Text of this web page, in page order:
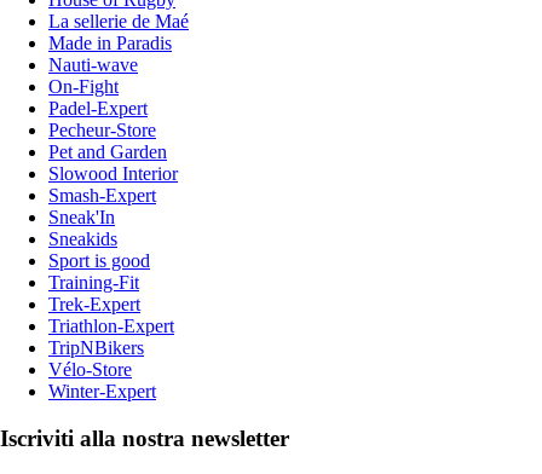
La sellerie de Maé
Made in Paradis
Nauti-wave
On-Fight
Padel-Expert
Pecheur-Store
Pet and Garden
Slowood Interior
Smash-Expert
Sneak'In
Sneakids
Sport is good
Training-Fit
Trek-Expert
Triathlon-Expert
TripNBikers
Vélo-Store
Winter-Expert
Iscriviti alla nostra newsletter